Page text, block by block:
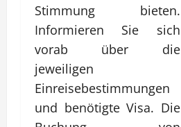
Stimmung bieten.
Informieren Sie sich
vorab über die
jeweiligen
Einreisebestimmungen
und benötigte Visa. Die